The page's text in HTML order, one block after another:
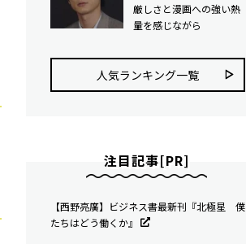
厳しさと漫画への強い熱
量を感じながら
人気ランキング⼀覧
注目記事[PR]
【西野亮廣】ビジネス書最新刊『北極星 僕
たちはどう働くか』